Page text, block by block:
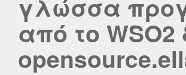
γλώσσα
από το